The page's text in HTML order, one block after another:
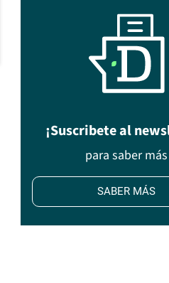
¡Suscribete al
para saber más
SABER MÁS